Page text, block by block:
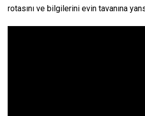
rotasını ve bilgilerini evin tavanına